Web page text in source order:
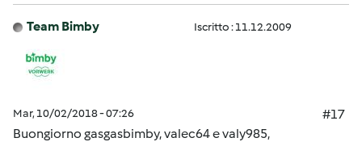
Team Bimby Iscritto : 11.12.2009
Mar, 10/02/2018 - 07:26
#17
Buongiorno gasgasbimby, valec64 e valy985,